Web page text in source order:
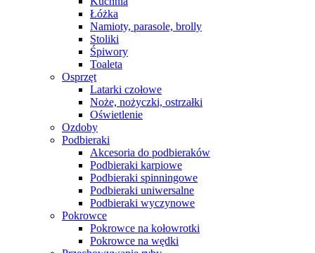
Łóżka
Namioty, parasole, brolly
Stoliki
Śpiwory
Toaleta
Osprzęt
Latarki czołowe
Noże, nożyczki, ostrzałki
Oświetlenie
Ozdoby
Podbieraki
Akcesoria do podbieraków
Podbieraki karpiowe
Podbieraki spinningowe
Podbieraki uniwersalne
Podbieraki wyczynowe
Pokrowce
Pokrowce na kołowrotki
Pokrowce na wędki